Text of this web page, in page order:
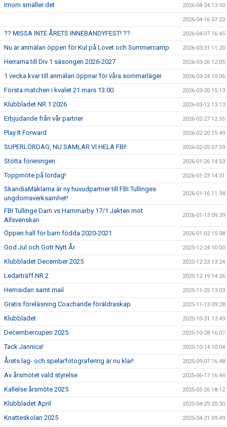
Imorn smäller det 2026-04-24 13:50
2026-04-16 07:23
?? MISSA INTE ÅRETS INNEBANDYFEST! ?? 2026-04-07 16:45
Nu är anmälan öppen för Kul på Lovet och Summercamp 2026-03-31 11:20
Herrarna till Div 1 säsongen 2026-2027 2026-03-26 12:05
1 vecka kvar till anmälan öppnar för våra sommarläger 2026-03-24 10:06
Första matchen i kvalet 21 mars 13:00 2026-03-20 15:13
Klubbladet NR 1 2026 2026-03-12 13:13
Erbjudande från vår partner 2026-02-27 12:55
Play It Forward 2026-02-20 15:49
SUPERLÖRDAG, NU SAMLAR VI HELA FBI! 2026-02-05 07:59
Stötta föreningen 2026-01-26 14:53
Toppmöte på lördag! 2026-01-23 14:31
SkandiaMäklarna är ny huvudpartner till FBI Tullinges
ungdomsverksamhet!
2026-01-16 11:34
FBI Tullinge Dam vs Hammarby 17/1 Jakten mot
Allsvenskan
2026-01-13 09:39
Öppen hall för barn födda 2020-2021 2026-01-02 15:08
God Jul och Gott Nytt År 2025-12-24 10:00
Klubbladet December 2025 2025-12-23 13:24
Ledarträff NR 2 2025-12-19 14:26
Hemsidan samt mail 2025-11-25 13:03
Gratis föreläsning Coachande föräldraskap 2025-11-13 09:28
Klubbladet 2025-10-31 13:49
Decembercupen 2025 2025-10-28 16:07
Tack Jannica! 2025-10-14 10:04
Årets lag- och spelarfotografering är nu klar! 2025-09-07 16:48
Av årsmötet vald styrelse 2025-06-17 16:44
Kallelse årsmöte 2025 2025-05-26 18:12
Klubbladet April 2025-04-29 20:30
Knatteskolan 2025 2025-04-21 09:49